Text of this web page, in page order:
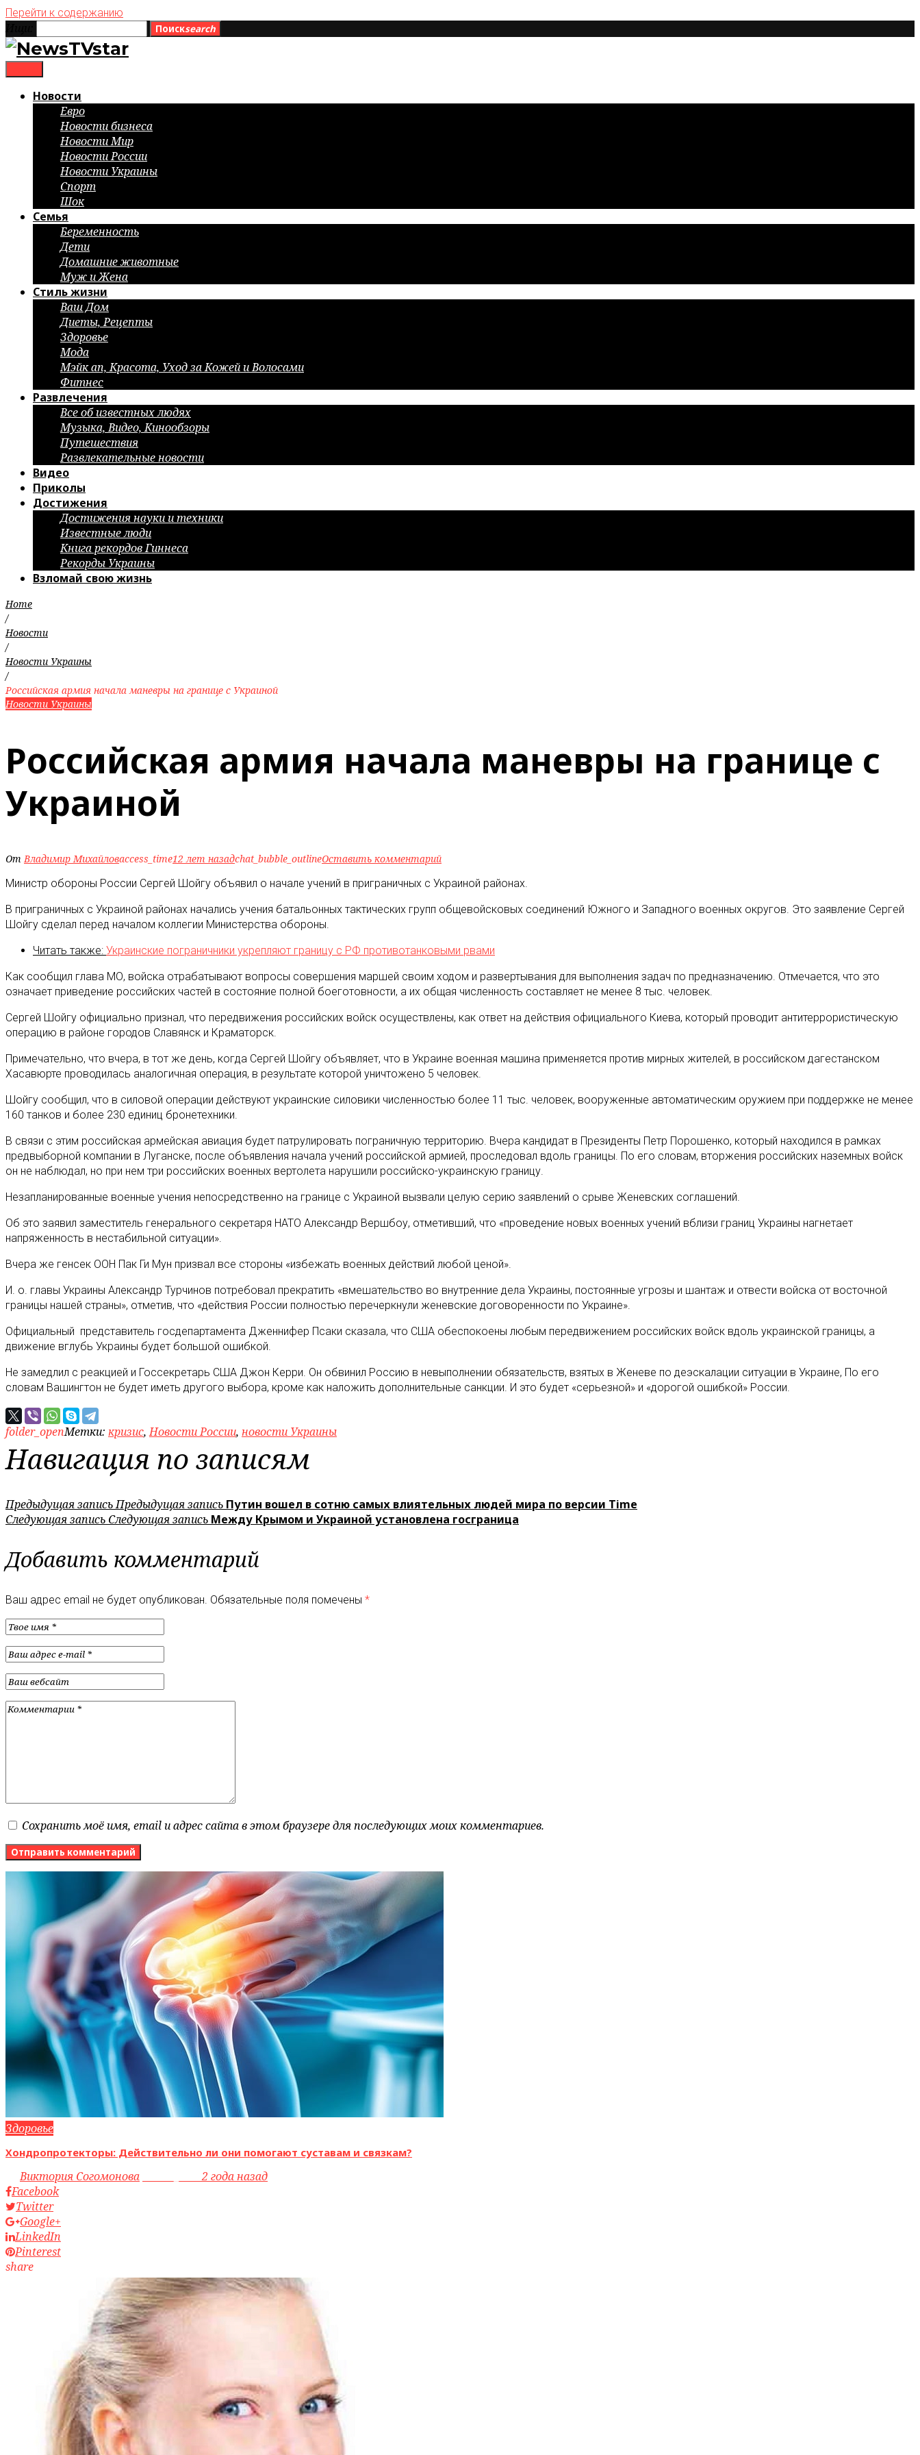
Перейти к содержанию
Поискsearch
Новости
Евро
Новости бизнеса
Новости Мир
Новости России
Новости Украины
Спорт
Шок
Семья
Беременность
Дети
Домашние животные
Муж и Жена
Стиль жизни
Ваш Дом
Диеты, Рецепты
Здоровье
Мода
Мэйк ап, Красота, Уход за Кожей и Волосами
Фитнес
Развлечения
Все об известных людях
Музыка, Видео, Кинообзоры
Путешествия
Развлекательные новости
Видео
Приколы
Достижения
Достижения науки и техники
Известные люди
Книга рекордов Гиннеса
Рекорды Украины
Взломай свою жизнь
Home
/
Новости
/
Новости Украины
/
Российская армия начала маневры на границе с Украиной
Новости Украины
Российская армия начала маневры на границе с
Украиной
ОтВладимир Михайловaccess_time12 лет назадchat_bubble_outlineОставить комментарий
Министр обороны России Сергей Шойгу объявил о начале учений в приграничных с Украиной районах.
В приграничных с Украиной районах начались учения батальонных тактических групп общевойсковых соединений Южного и Западного военных округов. Это заявление Сергей
Шойгу сделал перед началом коллегии Министерства обороны.
Читать также: Украинские пограничники укрепляют границу с РФ противотанковыми рвами
Как сообщил глава МО, войска отрабатывают вопросы совершения маршей своим ходом и развертывания для выполнения задач по предназначению. Отмечается, что это
означает приведение российских частей в состояние полной боеготовности, а их общая численность составляет не менее 8 тыс. человек.
Сергей Шойгу официально признал, что передвижения российских войск осуществлены, как ответ на действия официального Киева, который проводит антитеррористическую
операцию в районе городов Славянск и Краматорск.
Примечательно, что вчера, в тот же день, когда Сергей Шойгу объявляет, что в Украине военная машина применяется против мирных жителей, в российском дагестанском
Хасавюрте проводилась аналогичная операция, в результате которой уничтожено 5 человек.
Шойгу сообщил, что в силовой операции действуют украинские силовики численностью более 11 тыс. человек, вооруженные автоматическим оружием при поддержке не менее
160 танков и более 230 единиц бронетехники.
В связи с этим российская армейская авиация будет патрулировать пограничную территорию. Вчера кандидат в Президенты Петр Порошенко, который находился в рамках
предвыборной компании в Луганске, после объявления начала учений российской армией, проследовал вдоль границы. По его словам, вторжения российских наземных войск
он не наблюдал, но при нем три российских военных вертолета нарушили российско-украинскую границу.
Незапланированные военные учения непосредственно на границе с Украиной вызвали целую серию заявлений о срыве Женевских соглашений.
Об это заявил заместитель генерального секретаря НАТО Александр Вершбоу, отметивший, что «проведение новых военных учений вблизи границ Украины нагнетает
напряженность в нестабильной ситуации».
Вчера же генсек ООН Пак Ги Мун призвал все стороны «избежать военных действий любой ценой».
И. о. главы Украины Александр Турчинов потребовал прекратить «вмешательство во внутренние дела Украины, постоянные угрозы и шантаж и отвести войска от восточной
границы нашей страны», отметив, что «действия России полностью перечеркнули женевские договоренности по Украине».
Официальный представитель госдепартамента Дженнифер Псаки сказала, что США обеспокоены любым передвижением российских войск вдоль украинской границы, а
движение вглубь Украины будет большой ошибкой.
Не замедлил с реакцией и Госсекретарь США Джон Керри. Он обвинил Россию в невыполнении обязательств, взятых в Женеве по деэскалации ситуации в Украине, По его
словам Вашингтон не будет иметь другого выбора, кроме как наложить дополнительные санкции. И это будет «серьезной» и «дорогой ошибкой» России.
folder_openМетки: кризис,Новости России, новости Украины
Навигация по записям
Предыдущая записьПредыдущая запись Путин вошел в сотню самых влиятельных людей мира по версии Time
Следующая запись Следующая запись Между Крымом и Украиной установлена госграница
Добавить комментарий
Ваш адрес email не будет опубликован. Обязательные поля помечены *
Сохранить моё имя, email и адрес сайта в этом браузере для последующих моих комментариев.
Здоровье
Хондропротекторы: Действительно ли они помогают суставам и связкам?
byВиктория Согомонова access_time2 года назад
Facebook
Twitter
Google+
LinkedIn
Pinterest
share